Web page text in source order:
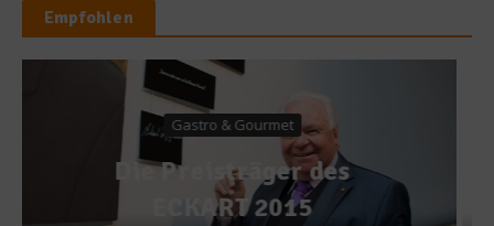
Empfohlen
Getränke
Das ABC des Bieres – Alle
Biersorten im Überblick